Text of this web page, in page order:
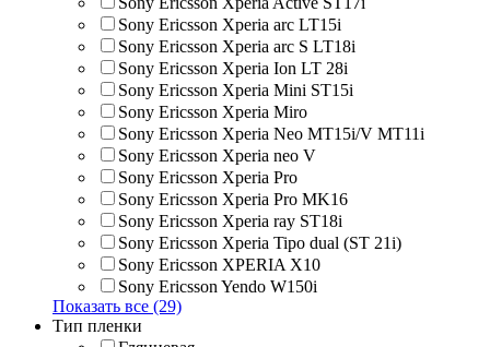
Sony Ericsson Xperia arc LT15i
Sony Ericsson Xperia arc S LT18i
Sony Ericsson Xperia Ion LT 28i
Sony Ericsson Xperia Mini ST15i
Sony Ericsson Xperia Miro
Sony Ericsson Xperia Neo MT15i/V MT11i
Sony Ericsson Xperia neo V
Sony Ericsson Xperia Pro
Sony Ericsson Xperia Pro MK16
Sony Ericsson Xperia ray ST18i
Sony Ericsson Xperia Tipo dual (ST 21i)
Sony Ericsson XPERIA X10
Sony Ericsson Yendo W150i
Показать все (29)
Тип пленки